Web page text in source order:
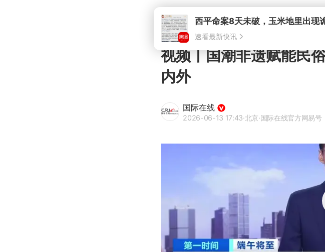
视频丨国潮非遗赋能民
内外
国际在线
2026-06-13 17:43·北京·国际在线官方网易号